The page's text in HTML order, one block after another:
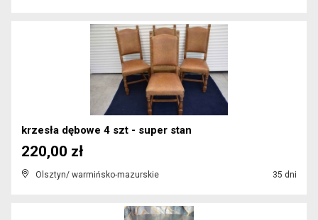
krzesła dębowe 4 szt - super stan
Olsztyn/ warmińsko-mazurskie 35 dni
220,00 zł